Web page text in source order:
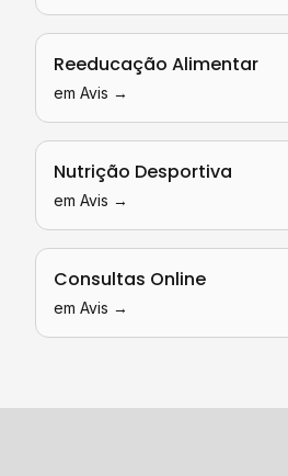
Reeducação Alimentar
em Avis →
Nutrição Desportiva
em Avis →
Consultas Online
em Avis →